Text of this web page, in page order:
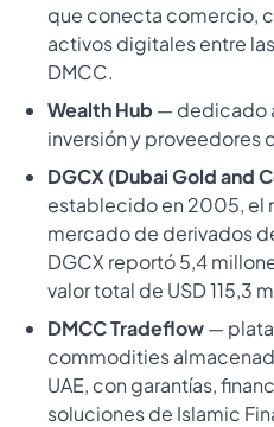
que conecta comercio,
activos digitales entre
DMCC.
Wealth Hub — dedicado
inversión y proveedores
DGCX (Dubai Gold and
establecido en 2005, el
mercado de derivados
DGCX reportó 5,4
valor total de USD 115,3
DMCC Tradeflow—
commodities
UAE, con garantías,
soluciones de Islamic